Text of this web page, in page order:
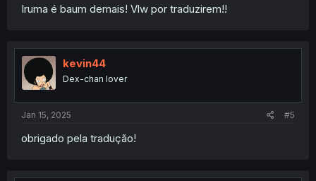
Iruma é baum demais! Vlw por traduzirem!!
kevin44
Dex-chan lover
Jan 15, 2025 #5
obrigado pela tradução!